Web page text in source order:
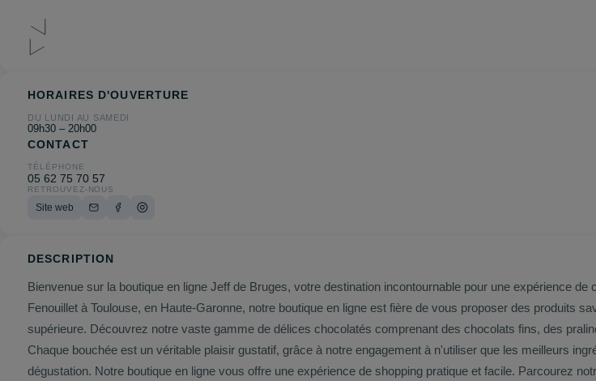
HORAIRES D'OUVERTURE
DU LUNDI AU SAMEDI
09h30 – 20h00
CONTACT
TÉLÉPHONE
05 62 75 70 57
RETROUVEZ-NOUS
Site web
DESCRIPTION
Bienvenue sur la boutique en ligne Jeff de Bruges, votre destination incontournable pour une expérience
Fenouillet à Toulouse, en Haute-Garonne, notre boutique en ligne est fière de vous proposer des produits
supérieure. Découvrez notre vaste gamme de délices chocolatés comprenant des chocolats fins, des pralines, des truffes, des tablettes de chocolat et bien d'autres gourmandises irrésistibles.
Chaque bouchée est un véritable plaisir gustatif, grâce à notre engagement à n'utiliser que les meilleurs
dégustation. Notre boutique en ligne vous offre une expérience de shopping pratique et facile.